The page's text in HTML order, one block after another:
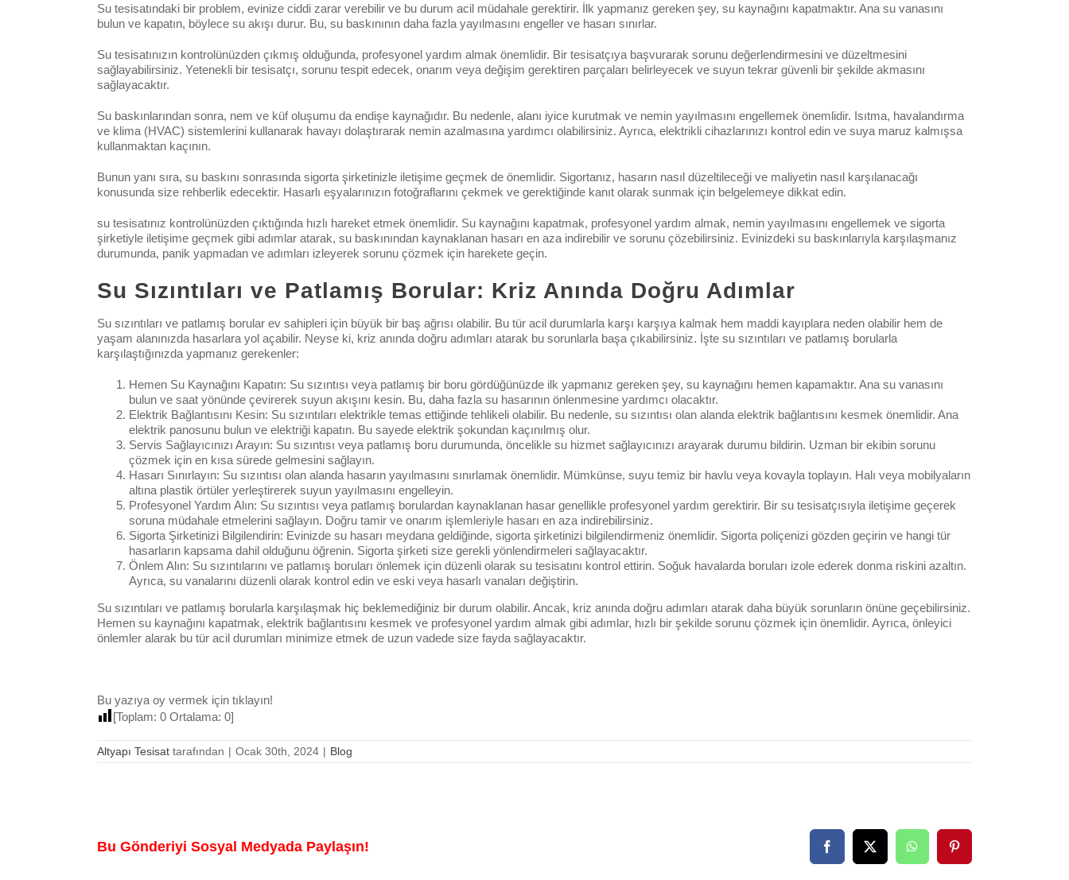
Su tesisatındaki bir problem, evinize ciddi zarar verebilir ve bu durum acil müdahale gerektirir. İlk yapmanız gereken şey, su kaynağını kapatmaktır. Ana su vanasını
bulun ve kapatın, böylece su akışı durur. Bu, su baskınının daha fazla yayılmasını engeller ve hasarı sınırlar.
Su tesisatınızın kontrolünüzden çıkmış olduğunda, profesyonel yardım almak önemlidir. Bir tesisatçıya başvurarak sorunu değerlendirmesini ve düzeltmesini
sağlayabilirsiniz. Yetenekli bir tesisatçı, sorunu tespit edecek, onarım veya değişim gerektiren parçaları belirleyecek ve suyun tekrar güvenli bir şekilde akmasını
sağlayacaktır.
Su baskınlarından sonra, nem ve küf oluşumu da endişe kaynağıdır. Bu nedenle, alanı iyice kurutmak ve nemin yayılmasını engellemek önemlidir. Isıtma, havalandırma
ve klima (HVAC) sistemlerini kullanarak havayı dolaştırarak nemin azalmasına yardımcı olabilirsiniz. Ayrıca, elektrikli cihazlarınızı kontrol edin ve suya maruz kalmışsa
kullanmaktan kaçının.
Bunun yanı sıra, su baskını sonrasında sigorta şirketinizle iletişime geçmek de önemlidir. Sigortanız, hasarın nasıl düzeltileceği ve maliyetin nasıl karşılanacağı
konusunda size rehberlik edecektir. Hasarlı eşyalarınızın fotoğraflarını çekmek ve gerektiğinde kanıt olarak sunmak için belgelemeye dikkat edin.
su tesisatınız kontrolünüzden çıktığında hızlı hareket etmek önemlidir. Su kaynağını kapatmak, profesyonel yardım almak, nemin yayılmasını engellemek ve sigorta
şirketiyle iletişime geçmek gibi adımlar atarak, su baskınından kaynaklanan hasarı en aza indirebilir ve sorunu çözebilirsiniz. Evinizdeki su baskınlarıyla karşılaşmanız
durumunda, panik yapmadan ve adımları izleyerek sorunu çözmek için harekete geçin.
Su Sızıntıları ve Patlamış Borular: Kriz Anında Doğru Adımlar
Su sızıntıları ve patlamış borular ev sahipleri için büyük bir baş ağrısı olabilir. Bu tür acil durumlarla karşı karşıya kalmak hem maddi kayıplara neden olabilir hem de
yaşam alanınızda hasarlara yol açabilir. Neyse ki, kriz anında doğru adımları atarak bu sorunlarla başa çıkabilirsiniz. İşte su sızıntıları ve patlamış borularla
karşılaştığınızda yapmanız gerekenler:
Hemen Su Kaynağını Kapatın: Su sızıntısı veya patlamış bir boru gördüğünüzde ilk yapmanız gereken şey, su kaynağını hemen kapamaktır. Ana su vanasını
bulun ve saat yönünde çevirerek suyun akışını kesin. Bu, daha fazla su hasarının önlenmesine yardımcı olacaktır.
Elektrik Bağlantısını Kesin: Su sızıntıları elektrikle temas ettiğinde tehlikeli olabilir. Bu nedenle, su sızıntısı olan alanda elektrik bağlantısını kesmek önemlidir. Ana
elektrik panosunu bulun ve elektriği kapatın. Bu sayede elektrik şokundan kaçınılmış olur.
Servis Sağlayıcınızı Arayın: Su sızıntısı veya patlamış boru durumunda, öncelikle su hizmet sağlayıcınızı arayarak durumu bildirin. Uzman bir ekibin sorunu
çözmek için en kısa sürede gelmesini sağlayın.
Hasarı Sınırlayın: Su sızıntısı olan alanda hasarın yayılmasını sınırlamak önemlidir. Mümkünse, suyu temiz bir havlu veya kovayla toplayın. Halı veya mobilyaların
altına plastik örtüler yerleştirerek suyun yayılmasını engelleyin.
Profesyonel Yardım Alın: Su sızıntısı veya patlamış borulardan kaynaklanan hasar genellikle profesyonel yardım gerektirir. Bir su tesisatçısıyla iletişime geçerek
soruna müdahale etmelerini sağlayın. Doğru tamir ve onarım işlemleriyle hasarı en aza indirebilirsiniz.
Sigorta Şirketinizi Bilgilendirin: Evinizde su hasarı meydana geldiğinde, sigorta şirketinizi bilgilendirmeniz önemlidir. Sigorta poliçenizi gözden geçirin ve hangi tür
hasarların kapsama dahil olduğunu öğrenin. Sigorta şirketi size gerekli yönlendirmeleri sağlayacaktır.
Önlem Alın: Su sızıntılarını ve patlamış boruları önlemek için düzenli olarak su tesisatını kontrol ettirin. Soğuk havalarda boruları izole ederek donma riskini azaltın.
Ayrıca, su vanalarını düzenli olarak kontrol edin ve eski veya hasarlı vanaları değiştirin.
Su sızıntıları ve patlamış borularla karşılaşmak hiç beklemediğiniz bir durum olabilir. Ancak, kriz anında doğru adımları atarak daha büyük sorunların önüne geçebilirsiniz.
Hemen su kaynağını kapatmak, elektrik bağlantısını kesmek ve profesyonel yardım almak gibi adımlar, hızlı bir şekilde sorunu çözmek için önemlidir. Ayrıca, önleyici
önlemler alarak bu tür acil durumları minimize etmek de uzun vadede size fayda sağlayacaktır.
Bu yazıya oy vermek için tıklayın!
[Toplam: 0 Ortalama: 0]
Altyapı Tesisat tarafından | Ocak 30th, 2024 | Blog
Bu Gönderiyi Sosyal Medyada Paylaşın! Facebook
X WhatsAppPinterest